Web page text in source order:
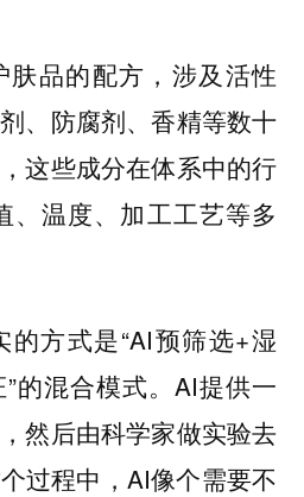
品的配方，涉及活性
、防腐剂、香精等数十
这些成分在体系中的行
、温度、加工工艺等多
方式是“AI预筛选+湿
”的混合模式。AI提供一
然后由科学家做实验去
过程中，AI像个需要不